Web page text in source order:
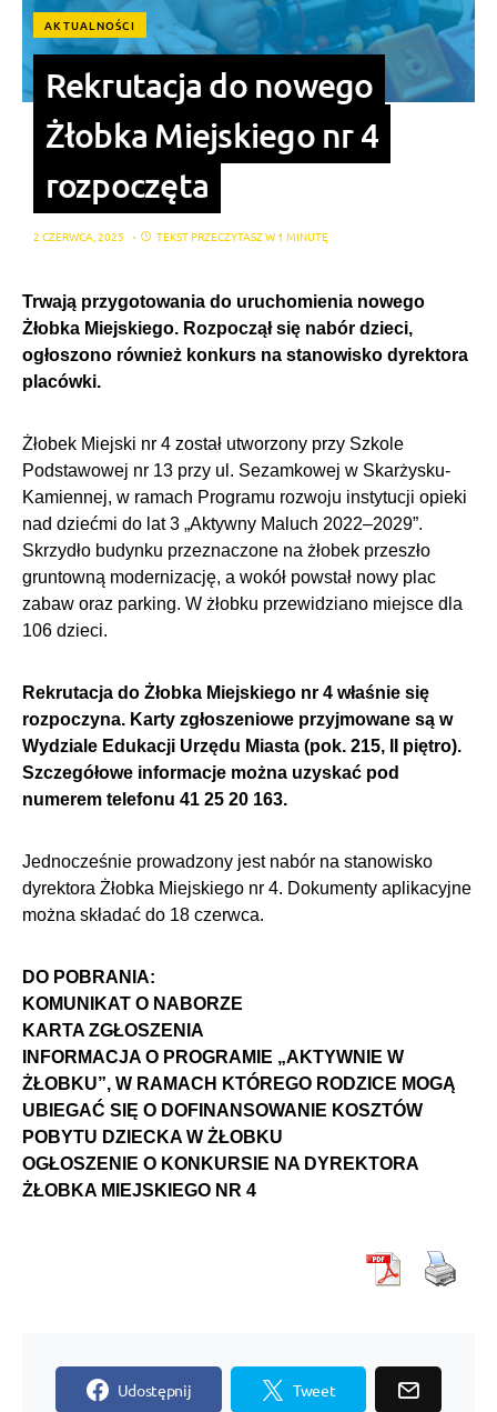
AKTUALNOŚCI
Rekrutacja do nowego
Żłobka Miejskiego nr 4
rozpoczęta
2 CZERWCA, 2025 TEKST PRZECZYTASZ W 1 MINUTĘ
Trwają przygotowania do uruchomienia nowego
Żłobka Miejskiego. Rozpoczął się nabór dzieci,
ogłoszono również konkurs na stanowisko dyrektora
placówki.
Żłobek Miejski nr 4 został utworzony przy Szkole
Podstawowej nr 13 przy ul. Sezamkowej w Skarżysku-
Kamiennej, w ramach Programu rozwoju instytucji opieki
nad dziećmi do lat 3 „Aktywny Maluch 2022–2029”.
Skrzydło budynku przeznaczone na żłobek przeszło
gruntowną modernizację, a wokół powstał nowy plac
zabaw oraz parking. W żłobku przewidziano miejsce dla
106 dzieci.
Rekrutacja do Żłobka Miejskiego nr 4 właśnie się
rozpoczyna. Karty zgłoszeniowe przyjmowane są w
Wydziale Edukacji Urzędu Miasta (pok. 215, II piętro).
Szczegółowe informacje można uzyskać pod
numerem telefonu 41 25 20 163.
Jednocześnie prowadzony jest nabór na stanowisko
dyrektora Żłobka Miejskiego nr 4. Dokumenty aplikacyjne
można składać do 18 czerwca.
DO POBRANIA:
KOMUNIKAT O NABORZE
KARTA ZGŁOSZENIA
INFORMACJA O PROGRAMIE „AKTYWNIE W
ŻŁOBKU”, W RAMACH KTÓREGO RODZICE MOGĄ
UBIEGAĆ SIĘ O DOFINANSOWANIE KOSZTÓW
POBYTU DZIECKA W ŻŁOBKU
OGŁOSZENIE O KONKURSIE NA DYREKTORA
ŻŁOBKA MIEJSKIEGO NR 4
Udostępnij Tweet